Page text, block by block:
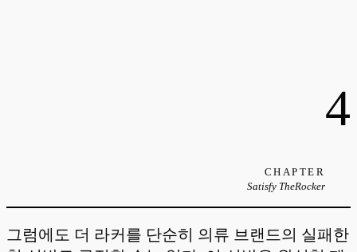
CHAPTER
Satisfy TheRocker
4
그럼에도 더 라커를 단순히 의류 브랜드의 실패한